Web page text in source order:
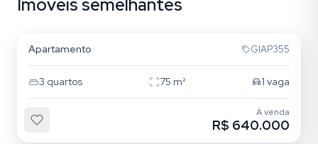
Imóveis semelhantes
Mooca
Apartamento GIAP355
3 quartos 75 m² 1 vaga
À venda
R$ 640.000